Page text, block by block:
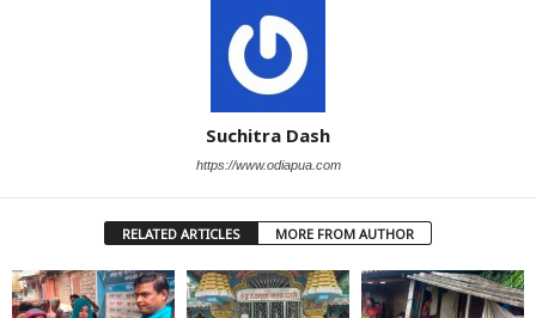
Suchitra Dash
https://www.odiapua.com
RELATED ARTICLES MORE FROM AUTHOR